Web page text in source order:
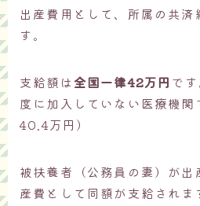
出産費用として、所属の共済
す。
支給額は全国一律42万円 で
度に加入していない医療機関
40.4万円）
被扶養者（公務員の妻）が出
産費として同額が支給されま